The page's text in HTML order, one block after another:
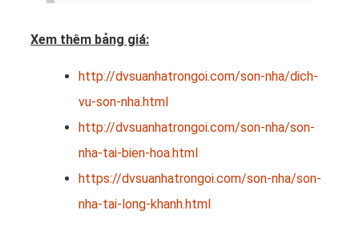
Xem thêm bảng giá:
http://dvsuanhatrongoi.com/son-nha/dich-
vu-son-nha.html
http://dvsuanhatrongoi.com/son-nha/son-
nha-tai-bien-hoa.html
https://dvsuanhatrongoi.com/son-nha/son-
nha-tai-long-khanh.html